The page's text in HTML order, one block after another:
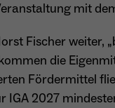
Google Analytics
1 Jahr
Unterscheidung
mit
Fischer
die
Fördermittel
IGA 2027